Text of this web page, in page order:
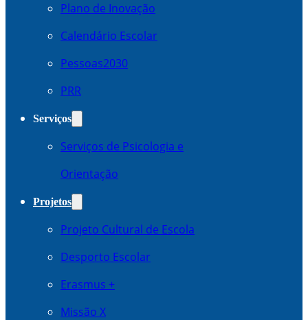
Plano de Inovação
Calendário Escolar
Pessoas2030
PRR
Serviços
Serviços de Psicologia e
Orientação
Projetos
Projeto Cultural de Escola
Desporto Escolar
Erasmus +
Missão X